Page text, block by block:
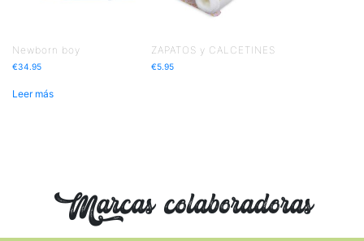
Newborn boy
€34.95
Leer más
ZAPATOS y CALCETINES
€5.95
Marcas colaboradoras